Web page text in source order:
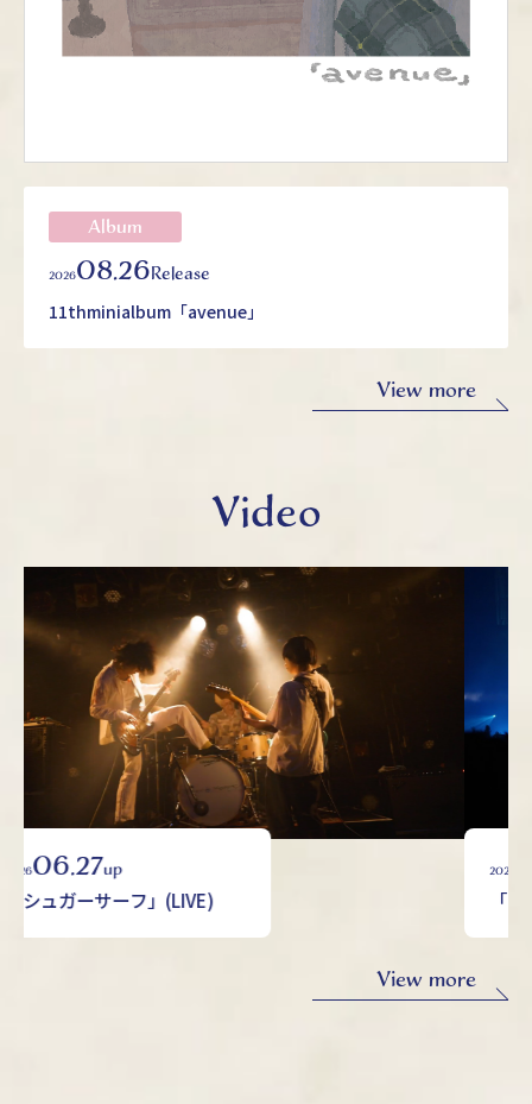
Album
202608.26Release
11thminialbum「avenue」
View more
Video
202606.27
「シュガーサーフ」(LIVE)
View more